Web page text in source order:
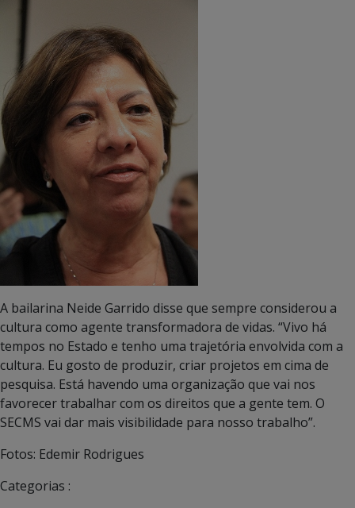
A bailarina Neide Garrido disse que sempre considerou a
cultura como agente transformadora de vidas. “Vivo há
tempos no Estado e tenho uma trajetória envolvida com a
cultura. Eu gosto de produzir, criar projetos em cima de
pesquisa. Está havendo uma organização que vai nos
favorecer trabalhar com os direitos que a gente tem. O
SECMS vai dar mais visibilidade para nosso trabalho”.
Fotos: Edemir Rodrigues
Categorias :